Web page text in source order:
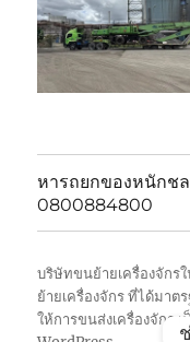
หารถยกของหนักช
0800884800
บริษัทขนย้ายเครื่องจักร
ย้ายเครื่องจักร ที่ได้มาต
ให้การขนส่งเครื่องจักร